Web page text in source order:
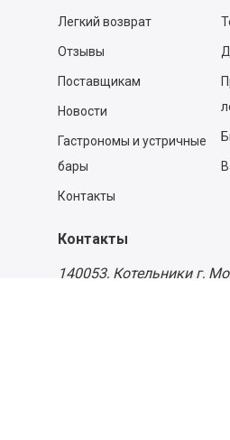
Легкий возврат
Отзывы
Поставщикам
Новости
Гастрономы и устричные
бары
Контакты
Контакты
140053, Котельники г,